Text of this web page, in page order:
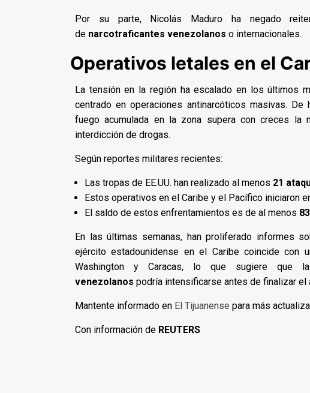
Por su parte, Nicolás Maduro ha negado
de narcotraficantes venezolanos o internacionales.
Operativos letales en el
La tensión en la región ha escalado en los últimos
centrado en operaciones antinarcóticos masivas.
fuego acumulada en la zona supera con creces la
interdicción de drogas.
Según reportes militares recientes:
Las tropas de EE.UU. han realizado al menos 21
Estos operativos en el Caribe y el Pacífico iniciaron
El saldo de estos enfrentamientos es de al menos
En las últimas semanas, han proliferado informes
ejército estadounidense en el Caribe coincide con
Washington y Caracas, lo que sugiere que
venezolanos podría intensificarse antes de finalizar el
Mantente informado en El Tijuanense para más
Con información de REUTERS